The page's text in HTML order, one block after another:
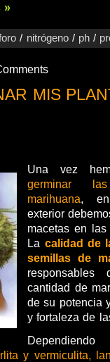
»
/ nitrógeno/ ph /
MIS
Una vez
germinar
marihuana,
exterior
macetas en
La calidad de
semillas de
cantidad de
de su potencia
y fortaleza de
y vermiculita,